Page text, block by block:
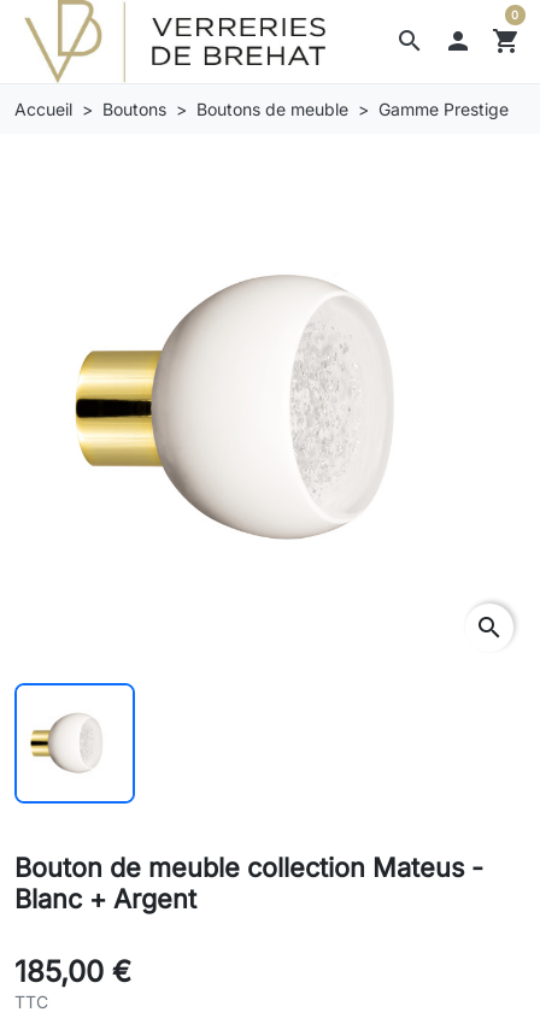
search  shopping_cart
0
Accueil Boutons Boutons de meuble Gamme Prestige
search
Bouton de meuble collection Mateus -
Blanc + Argent
185,00 €
TTC